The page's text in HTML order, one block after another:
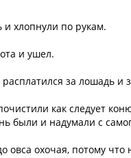
и хлопнули по рукам.
и ушел.
за лошадь и
как следует
были и надумали с
охочая, потому что